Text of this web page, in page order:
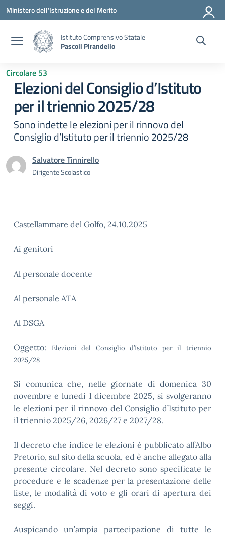
Vai ai contenuti
Vai al menu di navigazione
Vai al footer
Ministero dell'Istruzione e del Merito
Istituto Comprensivo Statale
Pascoli Pirandello
Circolare 53
Elezioni del Consiglio d’Istituto
per il triennio 2025/28
Sono indette le elezioni per il rinnovo del
Consiglio d’Istituto per il triennio 2025/28
Salvatore Tinnirello
Dirigente Scolastico
Castellammare del Golfo, 24.10.2025
Ai genitori
Al personale docente
Al personale ATA
Al DSGA
Oggetto: Elezioni del Consiglio d’Istituto per il triennio
2025/28
Si comunica che, nelle giornate di domenica 30
novembre e lunedì 1 dicembre 2025, si svolgeranno
le elezioni per il rinnovo del Consiglio d’Istituto per
il triennio 2025/26, 2026/27 e 2027/28.
Il decreto che indice le elezioni è pubblicato all’Albo
Pretorio, sul sito della scuola, ed è anche allegato alla
presente circolare. Nel decreto sono specificate le
procedure e le scadenze per la presentazione delle
liste, le modalità di voto e gli orari di apertura dei
seggi.
Auspicando un’ampia partecipazione di tutte le